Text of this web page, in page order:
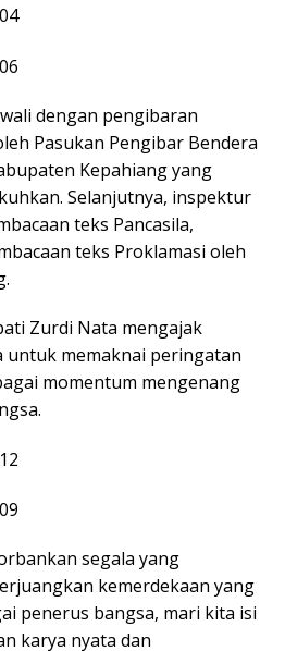
dengan pengibaran
Pasukan Pengibar Bendera
Kepahiang yang
Selanjutnya, inspektur
teks Pancasila,
teks Proklamasi oleh
Zurdi Nata mengajak
untuk memaknai peringatan
momentum mengenang
segala yang
kemerdekaan yang
penerus bangsa, mari kita isi
karya nyata dan